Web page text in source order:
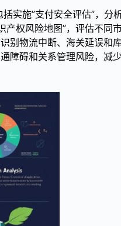
实施”支付安全评估”，分
产权风险地图”，评估不同
别物流中断、海关延误和
障碍和关系管理风险，减